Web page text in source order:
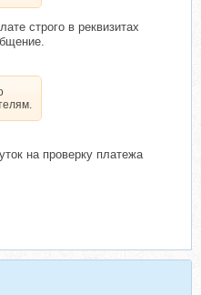
строго в реквизитах
на проверку платежа